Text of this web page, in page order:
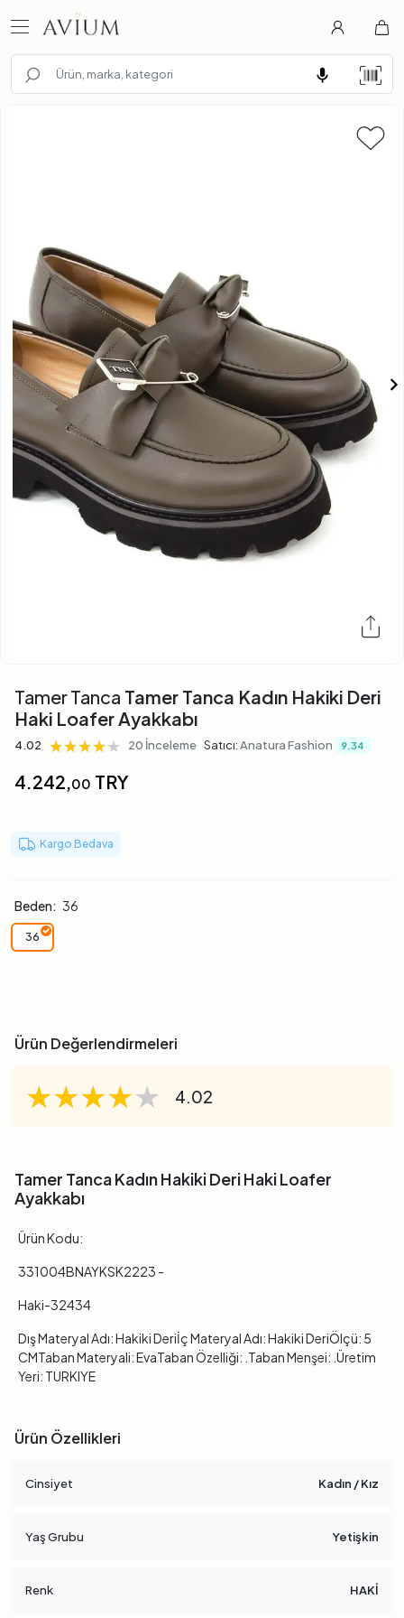
Tamer Tanca Tamer Tanca Kadın Hakiki Deri
Haki Loafer Ayakkabı
4.02 ★★★★★
★★★★★
★★★★★ 20 İnceleme Satıcı:Anatura Fashion 9.34
4.242,00 TRY
Kargo Bedava
Beden: 36
36
Ürün Değerlendirmeleri
★★★★★
★★★★★
★★★★★ 4.02
Tamer Tanca Kadın Hakiki Deri Haki Loafer
Ayakkabı
Ürün Kodu:
331004BNAYKSK2223 -
Haki-32434
Dış Materyal Adı: Hakiki Deriİç Materyal Adı: Hakiki DeriÖlçü: 5
CMTaban Materyali: EvaTaban Özelliği: .Taban Menşei: .Üretim
Yeri: TURKIYE
Ürün Özellikleri
Cinsiyet Kadın / Kız
Yaş Grubu Yetişkin
Renk HAKİ